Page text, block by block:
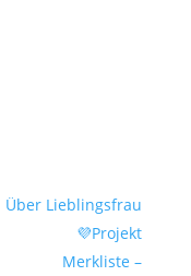
Über Lieblingsfrau
💜Projekt
Merkliste –